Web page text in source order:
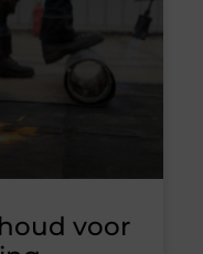
voor